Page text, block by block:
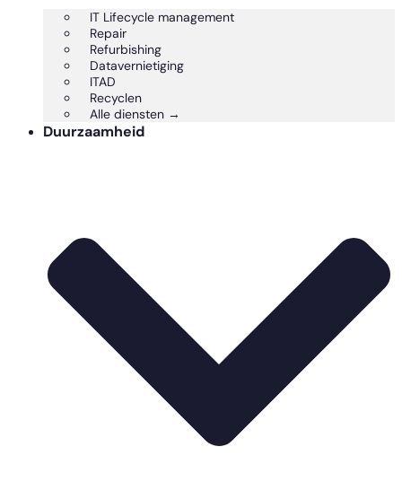
IT Lifecycle management
Repair
Refurbishing
Datavernietiging
ITAD
Recyclen
Alle diensten →
Duurzaamheid